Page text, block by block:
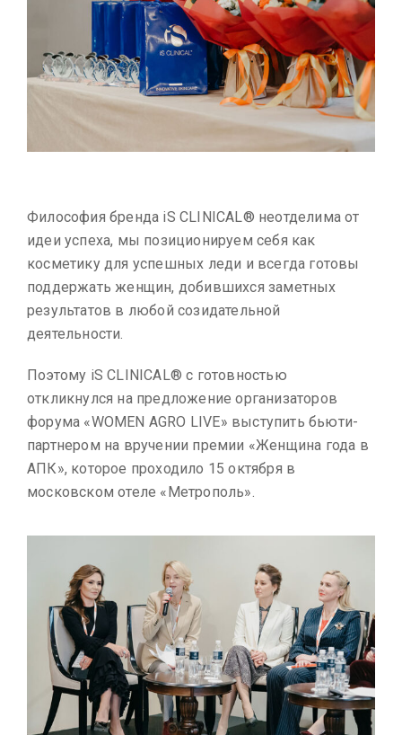
Философия бренда iS CLINICAL® неотделима от
идеи успеха, мы позиционируем себя как
косметику для успешных леди и всегда готовы
поддержать женщин, добившихся заметных
результатов в любой созидательной
деятельности.
Поэтому iS CLINICAL® с готовностью
откликнулся на предложение организаторов
форума «WOMEN AGRO LIVE» выступить бьюти-
партнером на вручении премии «Женщина года в
АПК», которое проходило 15 октября в
московском отеле «Метрополь».